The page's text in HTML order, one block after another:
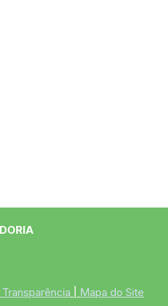
Mapa do Site